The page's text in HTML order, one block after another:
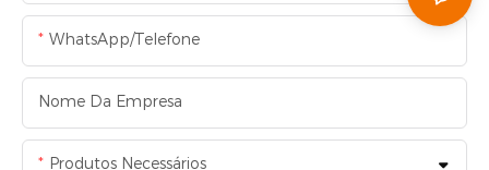
WhatsApp/Telefone
Nome Da Empresa
Produtos Necessários